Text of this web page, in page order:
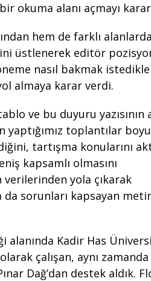
okuma alanı açmayı
hem de farklı
üstlenerek editör
nasıl bakmak
almaya karar verdi.
ve bu duyuru yazısının
toplantılar
tartışma konularını
kapsamlı olmasını
verilerinden yola çıkarak
sorunları kapsayan
Kadir Has
çalışan, aynı
Dağ’dan destek aldık.